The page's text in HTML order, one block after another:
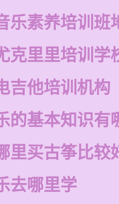
乐素养培训班
克里里培训学
吉他培训机构
的基本知识有
里买古筝比较
去哪里学